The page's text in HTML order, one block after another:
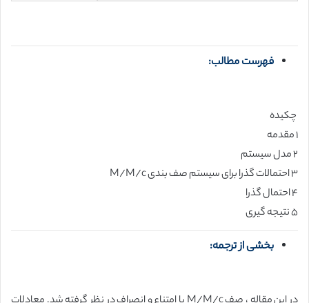
فهرست مطالب:
چکیده
۱ مقدمه
۲ مدل سیستم
۳ احتمالات گذرا برای سیستم صف بندی M/M/c
۴ احتمال گذرا
۵ نتیجه گیری
بخشی از ترجمه: